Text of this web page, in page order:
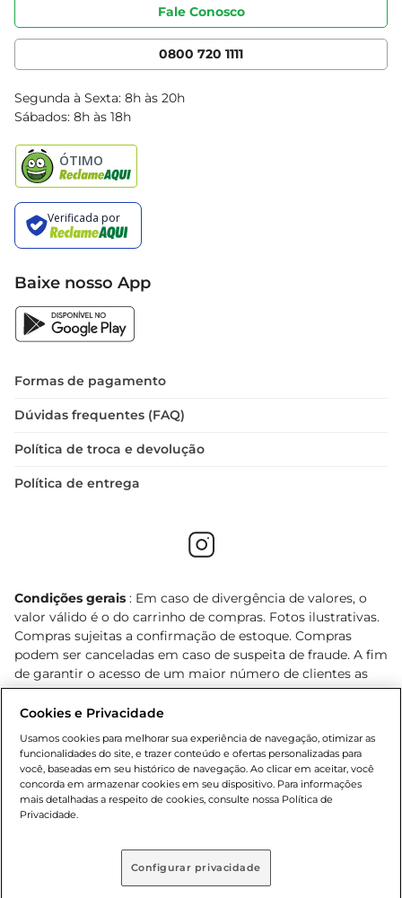
Cencosud Media
Serviços
Clube Bretas
Blog Bretas
Black Friday
Fale Conosco
0800 720 1111
Segunda à Sexta: 8h às 20h
Sábados: 8h às 18h
Baixe nosso App
Formas de pagamento
Dúvidas frequentes (FAQ)
Política de troca e devolução
Política de entrega
Condições gerais : Em caso de divergência de valores, o
valor válido é o do carrinho de compras. Fotos ilustrativas.
Compras sujeitas a confirmação de estoque. Compras
podem ser canceladas em caso de suspeita de fraude. A fim
de garantir o acesso de um maior número de clientes as
nossas promoções, a compra de produtos com preços
promocionais poderá ter sua quantidade limitada por
cliente. Os preços, ofertas e condições são exclusivos para
o e-commerce e válidos durante o dia de hoje, podendo
sofrer alterações sem prévia notificação. Proibida a venda
de bebidas alcoólicas para menores de 18 anos, conforme
Lei n.º 8069/90, art. 81, inciso II (Estatuto da Criança e do
prévio. O valor mínimo para as compras on-line é de R$
Cookies e Privacidade
Usamos cookies para melhorar sua experiência de navegação, otimizar as
funcionalidades do site, e trazer conteúdo e ofertas personalizadas para
você, baseadas em seu histórico de navegação. Ao clicar em aceitar, você
concorda em armazenar cookies em seu dispositivo. Para informações
mais detalhadas a respeito de cookies, consulte nossa Política de
Privacidade.
Configurar privacidade